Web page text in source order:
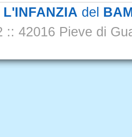
L'INFANZIA del
:: 42016 Pieve di